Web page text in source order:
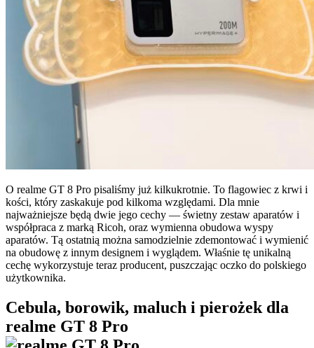
O realme GT 8 Pro pisaliśmy już kilkukrotnie. To flagowiec z krwi i
kości, który zaskakuje pod kilkoma względami. Dla mnie
najważniejsze będą dwie jego cechy — świetny zestaw aparatów i
współpraca z marką Ricoh, oraz wymienna obudowa wyspy
aparatów. Tą ostatnią można samodzielnie zdemontować i wymienić
na obudowę z innym designem i wyglądem. Właśnie tę unikalną
cechę wykorzystuje teraz producent, puszczając oczko do polskiego
użytkownika.
Cebula, borowik, maluch i pierożek dla
realme GT 8 Pro